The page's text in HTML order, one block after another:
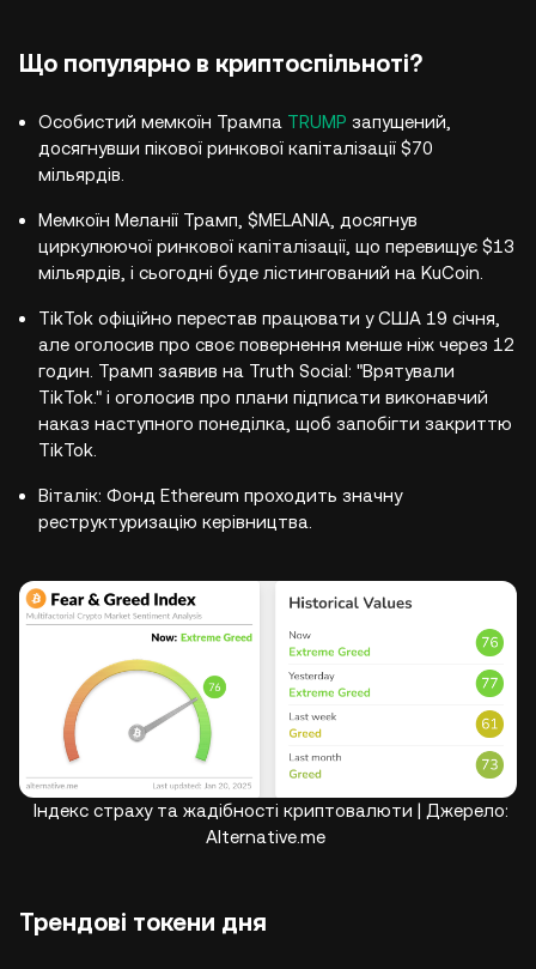
Що популярно в криптоспільноті?
Особистий мемкоїн Трампа TRUMP запущений,
досягнувши пікової ринкової капіталізації $70
мільярдів.
Мемкоїн Меланії Трамп, $MELANIA, досягнув
циркулюючої ринкової капіталізації, що перевищує $13
мільярдів, і сьогодні буде лістингований на KuCoin.
TikTok офіційно перестав працювати у США 19 січня,
але оголосив про своє повернення менше ніж через 12
годин. Трамп заявив на Truth Social: "Врятували
TikTok." і оголосив про плани підписати виконавчий
наказ наступного понеділка, щоб запобігти закриттю
TikTok.
Віталік: Фонд Ethereum проходить значну
реструктуризацію керівництва.
Індекс страху та жадібності криптовалюти | Джерело:
Alternative.me
Трендові токени дня